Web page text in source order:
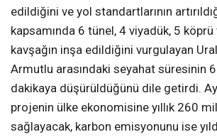
edildiğini ve yol standartlarının
kapsamında 6 tünel, 4 viyadük, 5
kavşağın inşa edildiğini vurgulayan
Armutlu arasındaki seyahat süresinin
dakikaya düşürüldüğünü dile getirdi.
projenin ülke ekonomisine yıllık 260
sağlayacak, karbon emisyonunu ise